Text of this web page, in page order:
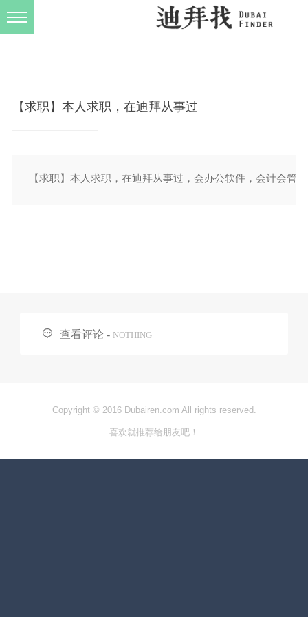
【求职】本人求职，在迪拜从事过
【求职】本人求职，在迪拜从事过，会办公软件，会计会
 查看评论 - NOTHING
Copyright © 2016 Dubairen.com All rights reserved.
喜欢就推荐给朋友吧！